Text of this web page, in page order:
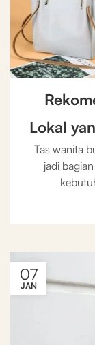
Lokal
Tas wanita
jadi
07
JAN